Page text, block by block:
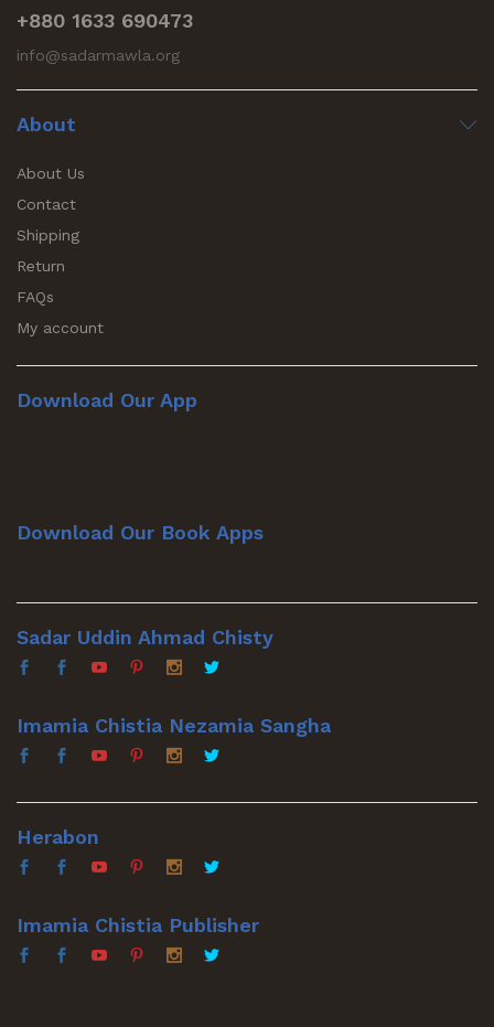
+880 1633 690473
info@sadarmawla.org
About
About Us
Contact
Shipping
Return
FAQs
My account
Download Our App
Download Our Book Apps
Sadar Uddin Ahmad Chisty
Imamia Chistia Nezamia Sangha
Herabon
Imamia Chistia Publisher